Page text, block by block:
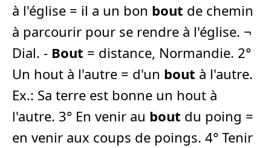
à l'église = il a un bon bout de chemin
à parcourir pour se rendre à l'église. ¬
Dial. - Bout = distance, Normandie. 2°
Un hout à l'autre = d'un bout à l'autre.
Ex.: Sa terre est bonne un hout à
l'autre. 3° En venir au bout du poing =
en venir aux coups de poings. 4° Tenir